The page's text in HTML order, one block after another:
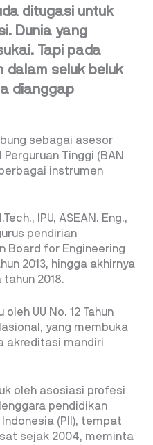
ditugasi untuk
Dunia yang
Tapi pada
dalam seluk beluk
dianggap
sebagai asesor
Tinggi (BAN
instrumen
IPU, ASEAN. Eng.,
pendirian
Board for Engineering
2013, hingga akhirnya
2018.
UU No. 12 Tahun
yang membuka
akreditasi mandiri
oleh asosiasi profesi
pendidikan
(PII), tempat
sejak 2004, meminta